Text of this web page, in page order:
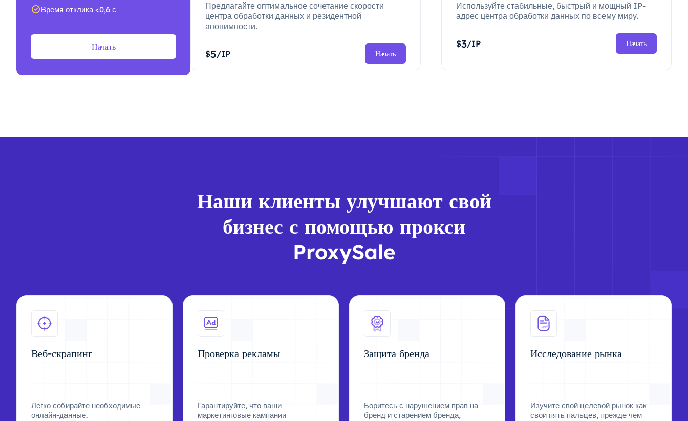
Время отклика <0,6 с
Начать
Предлагайте оптимальное сочетание скорости
центра обработки данных и резидентной
анонимности.
$5/IP Начать
Используйте стабильные, быстрый и мощный IP-
адрес центра обработки данных по всему миру.
$3/IP Начать
Наши клиенты улучшают свой
бизнес с помощью прокси
ProxySale
Веб-скрапинг
Легко собирайте необходимые
онлайн-данные.
Проверка рекламы
Гарантируйте, что ваши
маркетинговые кампании
Защита бренда
Боритесь с нарушением прав на
бренд и старением бренда,
Исследование рынка
Изучите свой целевой рынок как
свои пять пальцев, прежде чем